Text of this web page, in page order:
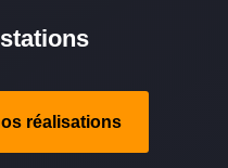
réalisations